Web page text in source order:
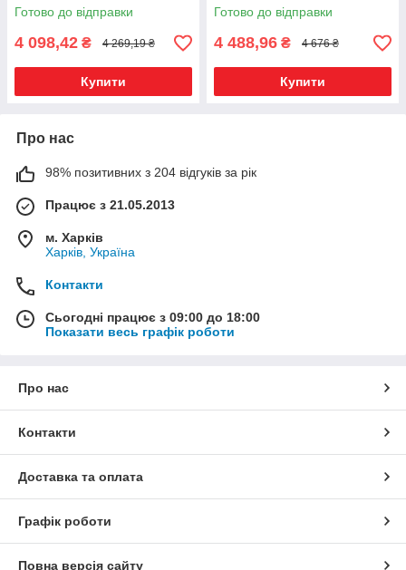
Systems
Готово до відправки
4 098,42 ₴ 4 269,19 ₴
Купити
Systems
Готово до відправки
4 488,96 ₴ 4 676 ₴
Купити
Про нас
98% позитивних з 204 відгуків за рік
Працює з 21.05.2013
м. Харків
Харків, Україна
Контакти
Сьогодні працює з 09:00 до 18:00
Показати весь графік роботи
Про нас
Контакти
Доставка та оплата
Графік роботи
Повна версія сайту